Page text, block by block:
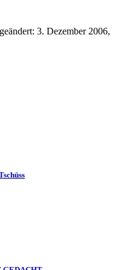
3. Dezember 2006,